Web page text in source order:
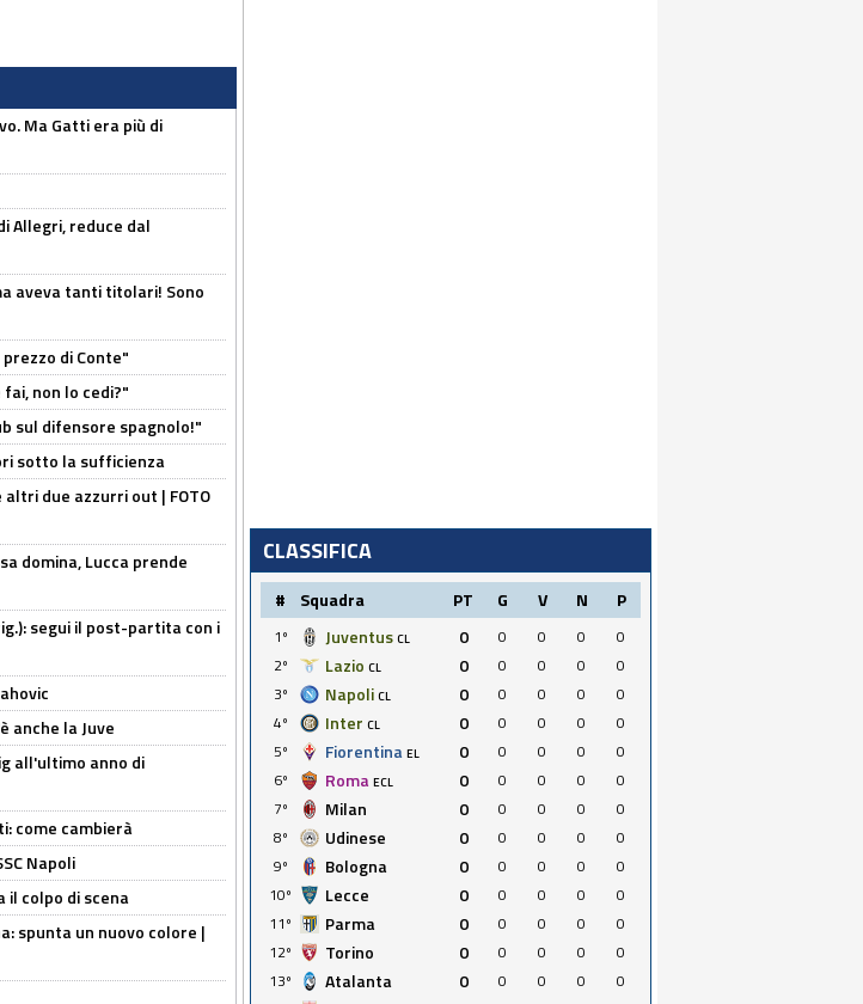
Ma Gatti era più di
Allegri, reduce dal
aveva tanti titolari! Sono
di Conte"
non lo cedi?"
sul difensore spagnolo!"
sotto la sufficienza
altri due azzurri out | FOTO
domina, Lucca prende
segui il post-partita con i
anche la Juve
all'ultimo anno di
come cambierà
Napoli
il colpo di scena
spunta un nuovo colore |
CLASSIFICA
# Squadra PT G V N P
1º Juventus CL 0 0 0 0
0
2º
Lazio CL 0 0 0 0
0
3º
Napoli CL 0 0 0 0
0
4º
Inter CL 0 0 0 0
0
5º
Fiorentina EL 0 0 0 0
0
6º
Roma ECL 0 0 0 0
0
7º
Milan 0 0 0 0
0
8º
Udinese 0 0 0 0
0
9º
Bologna 0 0 0 0
0
10º
Lecce 0 0 0 0
0
11º
Parma 0 0 0 0
0
12º
Torino 0 0 0 0
0
13º
Atalanta 0 0 0 0
0